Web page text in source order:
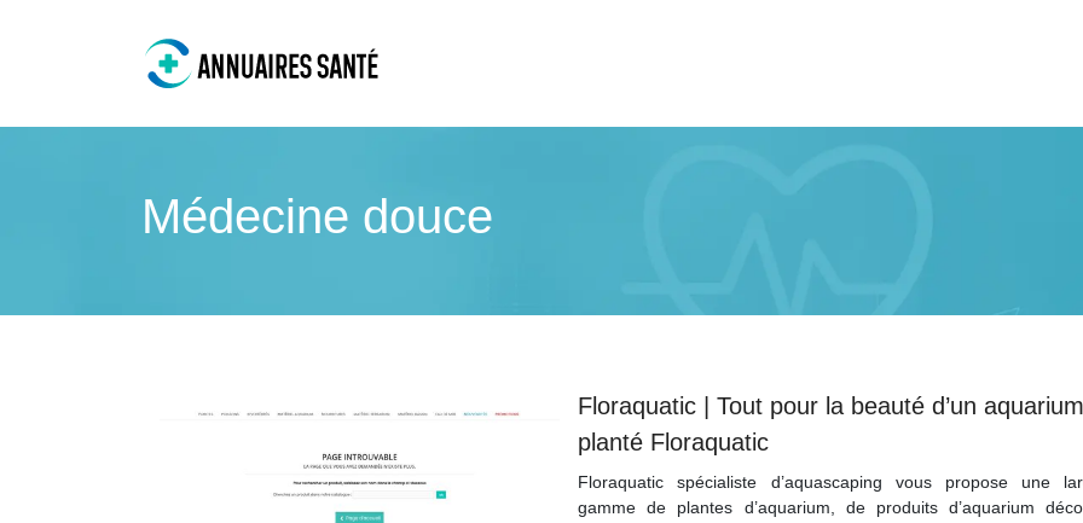
Médecine douce
Floraquatic | Tout pour la beauté d’un aquarium
planté Floraquatic
Floraquatic spécialiste d’aquascaping vous propose une
gamme de plantes d’aquarium, de produits d’aquarium